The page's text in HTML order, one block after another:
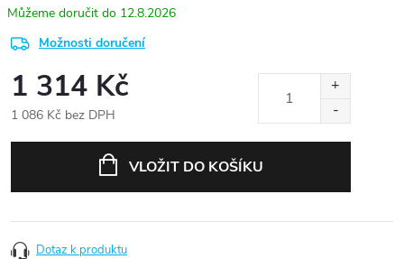
12.8.2026
Možnosti doručení
1 314 Kč
1 086 Kč bez DPH
VLOŽIT DO KOŠÍKU
Dotaz k produktu